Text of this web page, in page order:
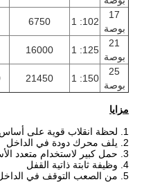
17
بوصة
102: 1
6750
21
بوصة
125: 1
16000
25
بوصة
150: 1
21450
مزايا
1. لحظة انقلاب قوية على أساس حلقة الدوران
2. يلف محرك دودة في الداخل
3. حمل كبير لاستخدام متعدد الأسنان الاتصال
4. وظيفة ثابتة ذاتية القفل
5. من الصعب التوقف في الداخل